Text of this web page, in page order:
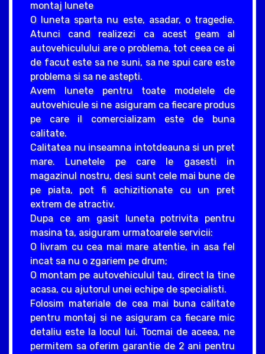
montaj lunete
O luneta sparta nu este, asadar, o tragedie.
Atunci cand realizezi ca acest geam al
autovehiculului are o problema, tot ceea ce ai
de facut este sa ne suni, sa ne spui care este
problema si sa ne astepti.
Avem lunete pentru toate modelele de
autovehicule si ne asiguram ca fiecare produs
pe care il comercializam este de buna
calitate.
Calitatea nu inseamna intotdeauna si un pret
mare. Lunetele pe care le gasesti in
magazinul nostru, desi sunt cele mai bune de
pe piata, pot fi achizitionate cu un pret
extrem de atractiv.
Dupa ce am gasit luneta potrivita pentru
masina ta, asiguram urmatoarele servicii:
O livram cu cea mai mare atentie, in asa fel
incat sa nu o zgariem pe drum;
O montam pe autovehiculul tau, direct la tine
acasa, cu ajutorul unei echipe de specialisti.
Folosim materiale de cea mai buna calitate
pentru montaj si ne asiguram ca fiecare mic
detaliu este la locul lui. Tocmai de aceea, ne
permitem sa oferim garantie de 2 ani pentru